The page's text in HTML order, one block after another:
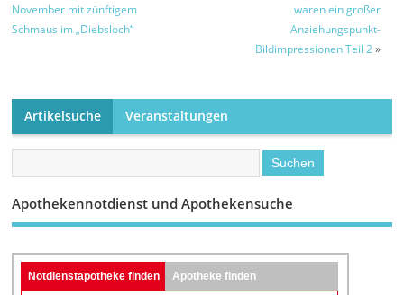
November mit zünftigem
Schmaus im „Diebsloch“
waren ein großer
Anziehungspunkt-
Bildimpressionen Teil 2»
Artikelsuche Veranstaltungen
Apothekennotdienst und Apothekensuche
Notdienstapotheke finden Apotheke finden